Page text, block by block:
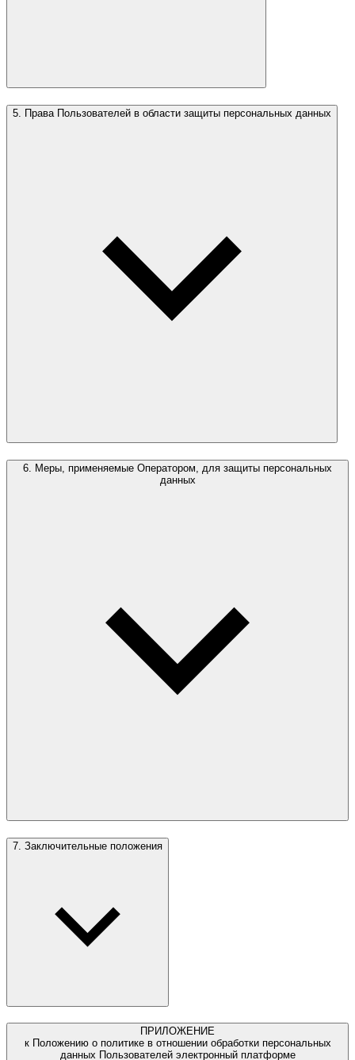
5. Права Пользователей в области защиты персональных данных
6. Меры, применяемые Оператором, для защиты персональных
данных
7. Заключительные положения
ПРИЛОЖЕНИЕ
к Положению о политике в отношении обработки персональных
данных Пользователей электронный платформе